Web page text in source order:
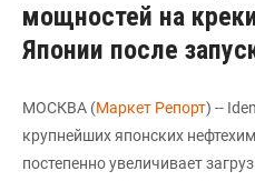
мощностей на
Японии после
МОСКВА (Маркет Репорт) --
крупнейших японских
постепенно увеличивает